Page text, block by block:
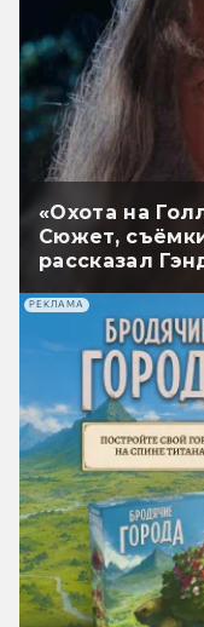
«Охота на
Сюжет,
рассказал
РЕКЛАМА